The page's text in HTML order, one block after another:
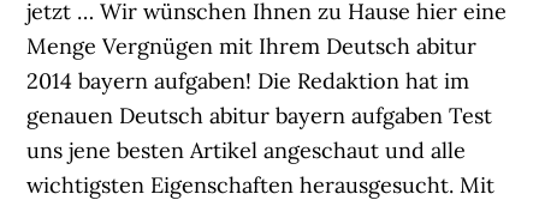
jetzt … Wir wünschen Ihnen zu Hause hier eine
Menge Vergnügen mit Ihrem Deutsch abitur
2014 bayern aufgaben! Die Redaktion hat im
genauen Deutsch abitur bayern aufgaben Test
uns jene besten Artikel angeschaut und alle
wichtigsten Eigenschaften herausgesucht. Mit